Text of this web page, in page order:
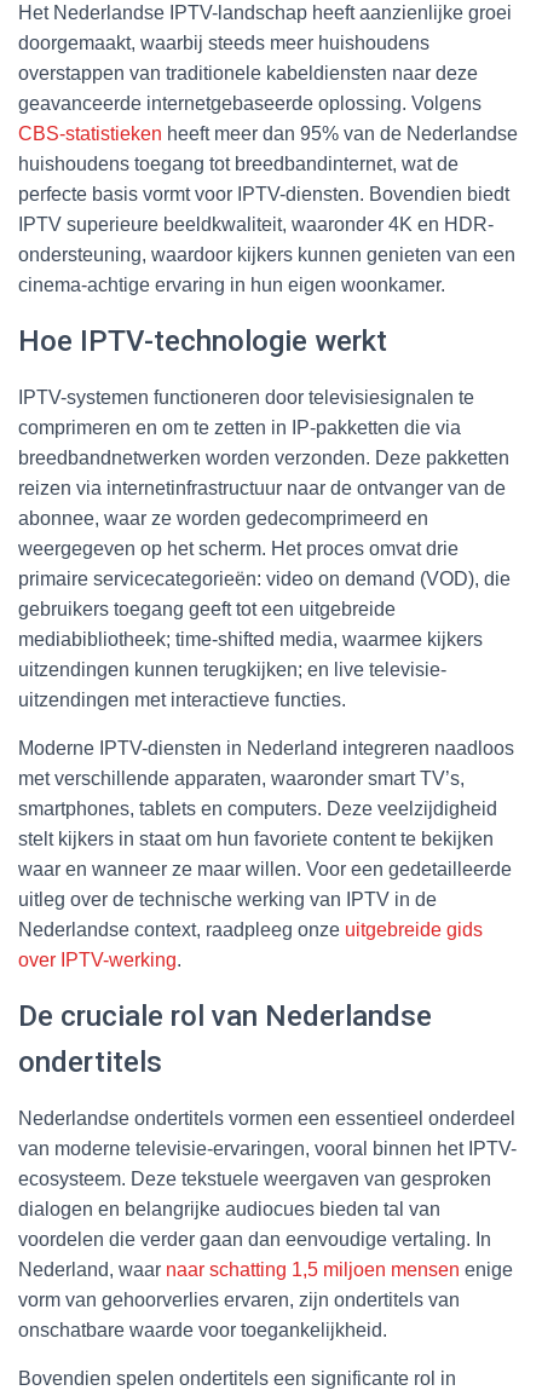
Het Nederlandse IPTV-landschap heeft aanzienlijke groei
doorgemaakt, waarbij steeds meer huishoudens
overstappen van traditionele kabeldiensten naar deze
geavanceerde internetgebaseerde oplossing. Volgens
CBS-statistieken heeft meer dan 95% van de Nederlandse
huishoudens toegang tot breedbandinternet, wat de
perfecte basis vormt voor IPTV-diensten. Bovendien biedt
IPTV superieure beeldkwaliteit, waaronder 4K en HDR-
ondersteuning, waardoor kijkers kunnen genieten van een
cinema-achtige ervaring in hun eigen woonkamer.
Hoe IPTV-technologie werkt
IPTV-systemen functioneren door televisiesignalen te
comprimeren en om te zetten in IP-pakketten die via
breedbandnetwerken worden verzonden. Deze pakketten
reizen via internetinfrastructuur naar de ontvanger van de
abonnee, waar ze worden gedecomprimeerd en
weergegeven op het scherm. Het proces omvat drie
primaire servicecategorieën: video on demand (VOD), die
gebruikers toegang geeft tot een uitgebreide
mediabibliotheek; time-shifted media, waarmee kijkers
uitzendingen kunnen terugkijken; en live televisie-
uitzendingen met interactieve functies.
Moderne IPTV-diensten in Nederland integreren naadloos
met verschillende apparaten, waaronder smart TV’s,
smartphones, tablets en computers. Deze veelzijdigheid
stelt kijkers in staat om hun favoriete content te bekijken
waar en wanneer ze maar willen. Voor een gedetailleerde
uitleg over de technische werking van IPTV in de
Nederlandse context, raadpleeg onze uitgebreide gids
over IPTV-werking.
De cruciale rol van Nederlandse
ondertitels
Nederlandse ondertitels vormen een essentieel onderdeel
van moderne televisie-ervaringen, vooral binnen het IPTV-
ecosysteem. Deze tekstuele weergaven van gesproken
dialogen en belangrijke audiocues bieden tal van
voordelen die verder gaan dan eenvoudige vertaling. In
Nederland, waar naar schatting 1,5 miljoen mensen enige
vorm van gehoorverlies ervaren, zijn ondertitels van
onschatbare waarde voor toegankelijkheid.
Bovendien spelen ondertitels een significante rol in